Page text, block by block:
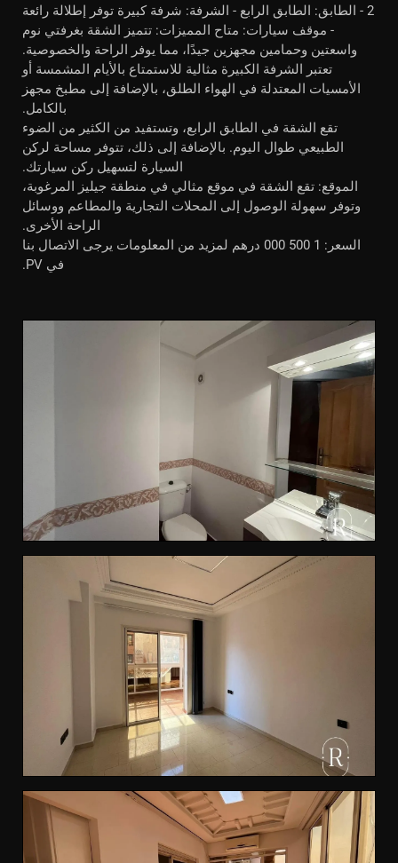
2 - الطابق: الطابق الرابع - الشرفة: شرفة كبيرة توفر إطلالة رائعة
- موقف سيارات: متاح المميزات: تتميز الشقة بغرفتي نوم
واسعتين وحمامين مجهزين جيدًا، مما يوفر الراحة والخصوصية.
تعتبر الشرفة الكبيرة مثالية للاستمتاع بالأيام المشمسة أو
الأمسيات المعتدلة في الهواء الطلق، بالإضافة إلى مطبخ مجهز
بالكامل.
تقع الشقة في الطابق الرابع، وتستفيد من الكثير من الضوء
الطبيعي طوال اليوم. بالإضافة إلى ذلك، تتوفر مساحة لركن
السيارة لتسهيل ركن سيارتك.
الموقع: تقع الشقة في موقع مثالي في منطقة جيليز المرغوبة،
وتوفر سهولة الوصول إلى المحلات التجارية والمطاعم ووسائل
الراحة الأخرى.
السعر: 1 500 000 درهم لمزيد من المعلومات يرجى الاتصال بنا
في PV.